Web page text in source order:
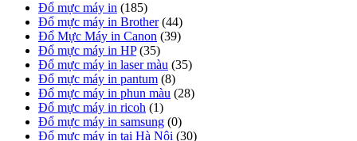
Đổ mực máy in (185)
Đổ mực máy in Brother (44)
Đổ Mực Máy in Canon (39)
Đổ mực máy in HP (35)
Đổ mực máy in laser màu (35)
Đổ mực máy in pantum (8)
Đổ mực máy in phun màu (28)
Đổ mực máy in ricoh (1)
Đổ mực máy in samsung (0)
Đổ mực máy in tại Hà Nội (30)